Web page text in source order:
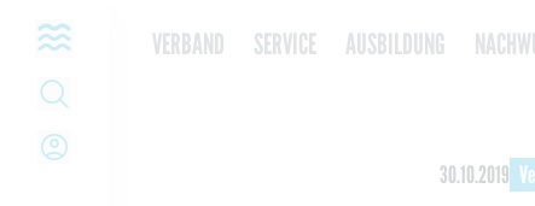
VERBAND SERVICE AUSBILDUNG
30.10.2019